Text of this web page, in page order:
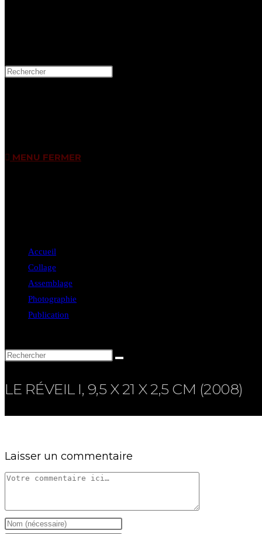
MENU FERMER
Accueil
Collage
Assemblage
Photographie
Publication
LE RÉVEIL I, 9,5 X 21 X 2,5 CM (2008)
Laisser un commentaire